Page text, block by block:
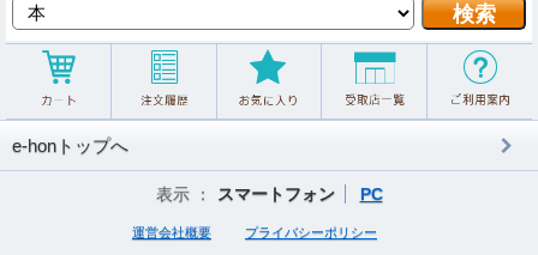
e-honトップへ
表示 ： スマートフォン PC
運営会社概要 プライバシーポリシー